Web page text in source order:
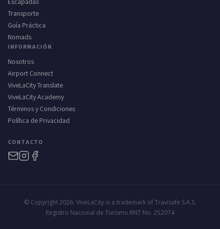
Transporte
Guía Práctica
Nomads
INFORMACIÓN
Nosotros
Airport Connect
ViveLaCity Translate
ViveLaCity Academy
Términos y Condiciones
Política de Privacidad
CONTACTO
© Copyright 2026. ViveLaCity is a trademark of Travisafe S.A.S.
Registro Nacional de Turismo RNT No. 252074